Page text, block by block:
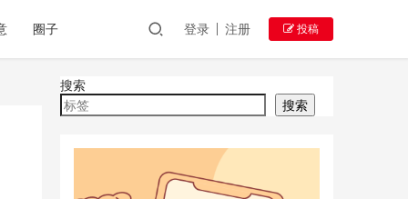
圈子 登录 注册 投稿
搜索
搜索